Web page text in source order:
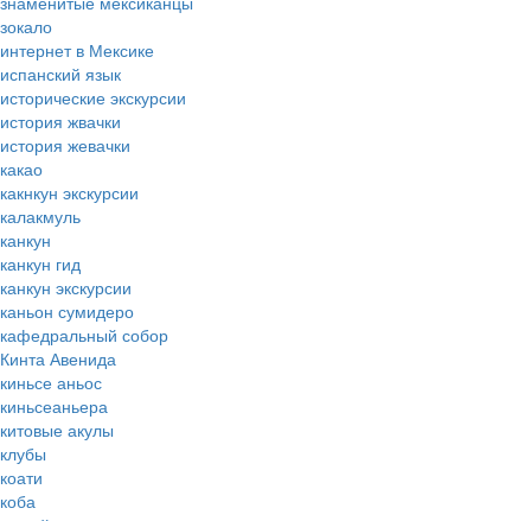
зокало
интернет в Мексике
испанский язык
исторические экскурсии
история жвачки
история жевачки
какао
какнкун экскурсии
калакмуль
канкун
канкун гид
канкун экскурсии
каньон сумидеро
кафедральный собор
Кинта Авенида
киньсе аньос
киньсеаньера
китовые акулы
клубы
коати
коба